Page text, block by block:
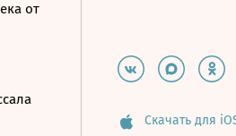
от
Скачать для